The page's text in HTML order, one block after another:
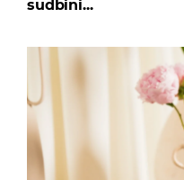
sudbini...